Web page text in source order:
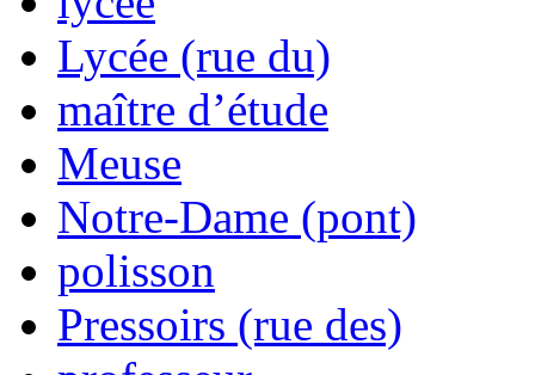
Lycée (rue du)
maître d’étude
Meuse
Notre-Dame (pont)
polisson
Pressoirs (rue des)